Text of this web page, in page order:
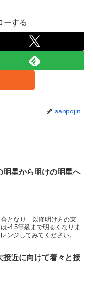
ーする
sanpojin
明星から明けの明星へ
となり、以降明け方の東
-4.5等級まで明るくなりま
ンジしてみてください。
接近に向けて着々と接